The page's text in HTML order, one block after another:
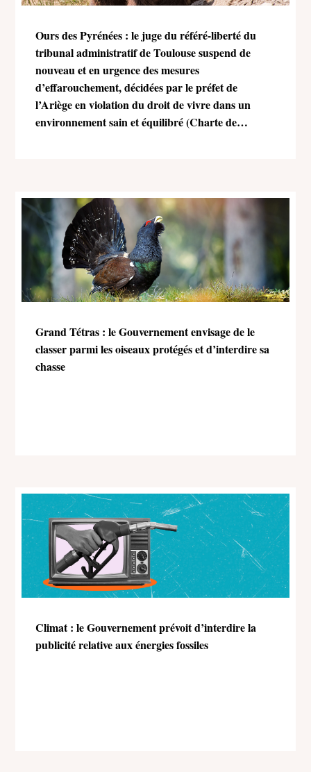
Ours des Pyrénées : le juge du référé-liberté du
tribunal administratif de Toulouse suspend de
nouveau et en urgence des mesures
d’effarouchement, décidées par le préfet de
l’Ariège en violation du droit de vivre dans un
environnement sain et équilibré (Charte de
Grand Tétras : le Gouvernement envisage de le
classer parmi les oiseaux protégés et d’interdire sa
chasse
Climat : le Gouvernement prévoit d’interdire la
publicité relative aux énergies fossiles